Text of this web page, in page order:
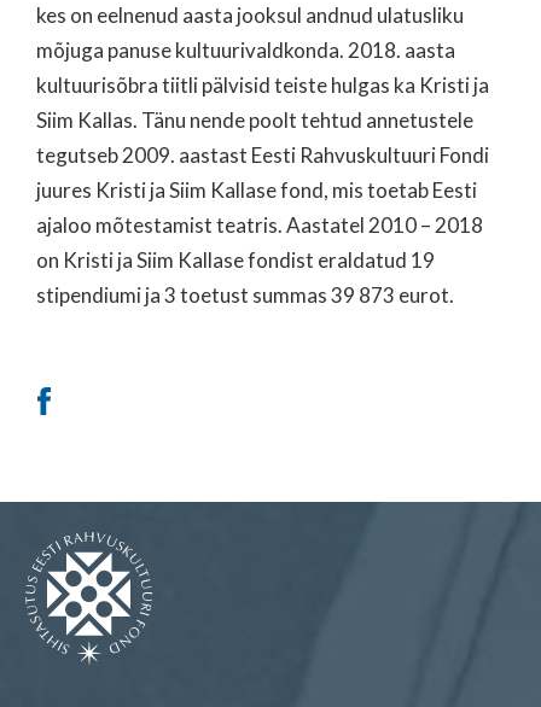
kes on eelnenud aasta jooksul andnud ulatusliku
mõjuga panuse kultuurivaldkonda. 2018. aasta
kultuurisõbra tiitli pälvisid teiste hulgas ka Kristi ja
Siim Kallas. Tänu nende poolt tehtud annetustele
tegutseb 2009. aastast Eesti Rahvuskultuuri Fondi
juures Kristi ja Siim Kallase fond, mis toetab Eesti
ajaloo mõtestamist teatris. Aastatel 2010 – 2018
on Kristi ja Siim Kallase fondist eraldatud 19
stipendiumi ja 3 toetust summas 39 873 eurot.